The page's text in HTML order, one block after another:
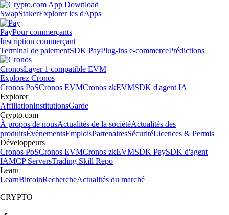
SwapStakerExplorer les dApps
PayPour commerçants
Inscription commerçant
Terminal de paiementSDK PayPlug-ins e-commercePrédictions
CronosLayer 1 compatible EVM
Explorez Cronos
Cronos PoSCronos EVMCronos zkEVMSDK d'agent IA
Explorer
AffiliationInstitutionsGarde
Crypto.com
À propos de nousActualités de la sociétéActualités des
produitsÉvénementsEmploisPartenairesSécuritéLicences & Permis
Développeurs
Cronos PoSCronos EVMCronos zkEVMSDK PaySDK d'agent
IAMCP ServersTrading Skill Repo
Learn
LearnBitcoinRechercheActualités du marché
CRYPTO